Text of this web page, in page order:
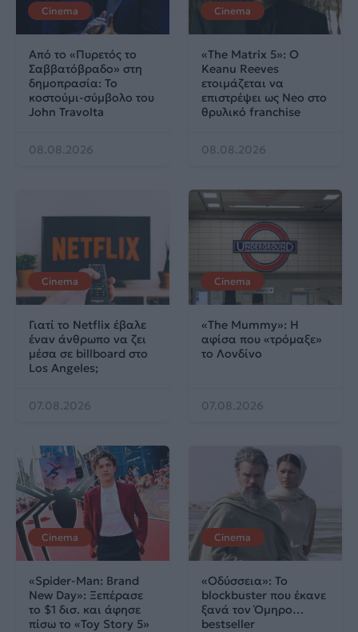
Cinema
Από το «Πυρετός το
Σαββατόβραδο» στη
δημοπρασία: Το
κοστούμι-σύμβολο του
John Travolta
08.08.2026
Cinema
«The Matrix 5»: Ο
Keanu Reeves
ετοιμάζεται να
επιστρέψει ως Neo στο
θρυλικό franchise
08.08.2026
Cinema
Γιατί το Netflix έβαλε
έναν άνθρωπο να ζει
μέσα σε billboard στο
Los Angeles;
07.08.2026
Cinema
«The Mummy»: Η
αφίσα που «τρόμαξε»
το Λονδίνο
07.08.2026
Cinema
«Spider-Man: Brand
New Day»: Ξεπέρασε
το $1 δισ. και άφησε
πίσω το «Toy Story 5»
Cinema
«Οδύσσεια»: Το
blockbuster που έκανε
ξανά τον Όμηρο…
bestseller